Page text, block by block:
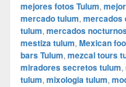
mejores fotos Tulum,
mercado tulum, mercados
tulum, mercados
mestiza tulum, Mexican
bars Tulum, mezcal tours
miradores secretos tulum,
tulum, mixologia tulum,